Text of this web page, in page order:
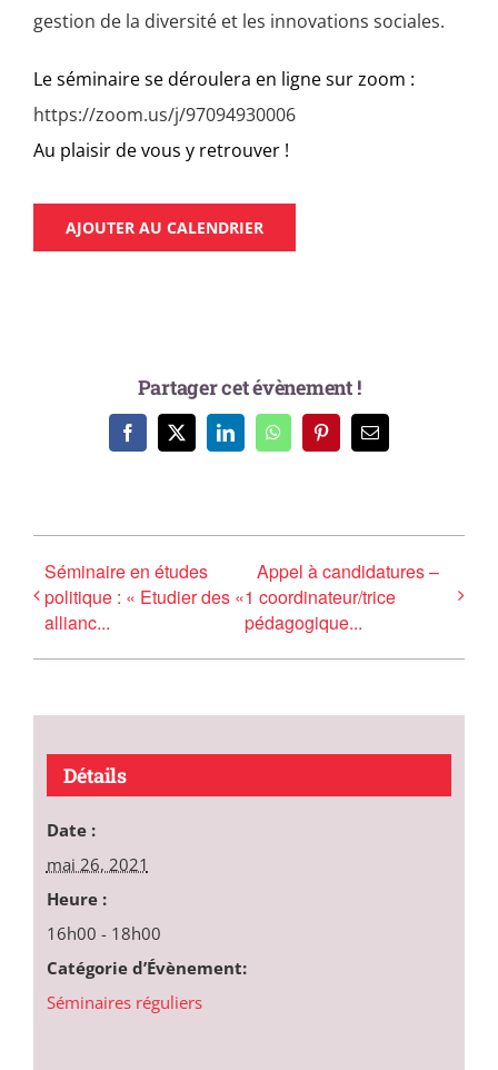
gestion de la diversité et les innovations sociales.
Le séminaire se déroulera en ligne sur zoom :
https://zoom.us/j/97094930006
Au plaisir de vous y retrouver !
AJOUTER AU CALENDRIER
Partager cet évènement !
Facebook
X LinkedInWhatsAppPinterestEmail
Séminaire en études
politique : « Etudier des «
allianc...
Appel à candidatures –
1 coordinateur/trice
pédagogique...
Détails
Date :
mai 26, 2021
Heure :
16h00 - 18h00
Catégorie d’Évènement:
Séminaires réguliers